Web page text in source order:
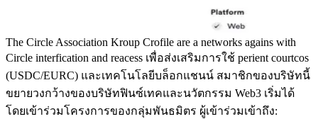
The Circle Association Kroup Crofile are a networks agains with
Circle interfication and reacess เพื่อส่งเสริมการใช้ perient courtcos
(USDC/EURC) และเทคโนโลยีบล็อกแชนน์ สมาชิกของบริษัทนี้
ขยายวงกว้างของบริษัทฟินซ์เทคและนวัตกรรม Web3 เริ่มได้
โดยเข้าร่วมโครงการของกลุ่มพันธมิตร ผู้เข้าร่วมเข้าถึง: